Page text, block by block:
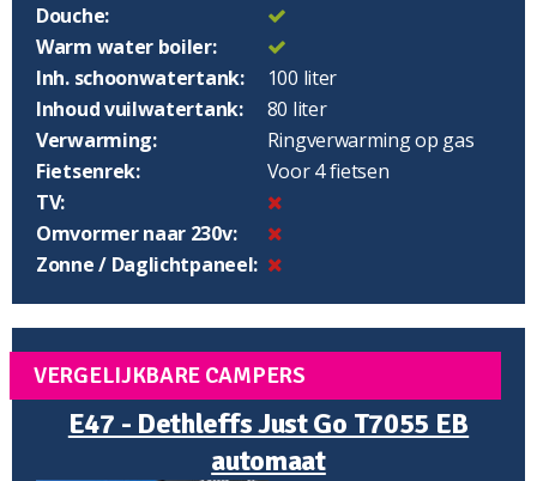
Douche:
Warm water boiler:
Inh. schoonwatertank:
100 liter
Inhoud vuilwatertank:
80 liter
Verwarming:
Ringverwarming op gas
Fietsenrek:
Voor 4 fietsen
TV:
Omvormer naar 230v:
Zonne / Daglichtpaneel:
VERGELIJKBARE CAMPERS
E47 - Dethleffs Just Go T7055 EB
automaat